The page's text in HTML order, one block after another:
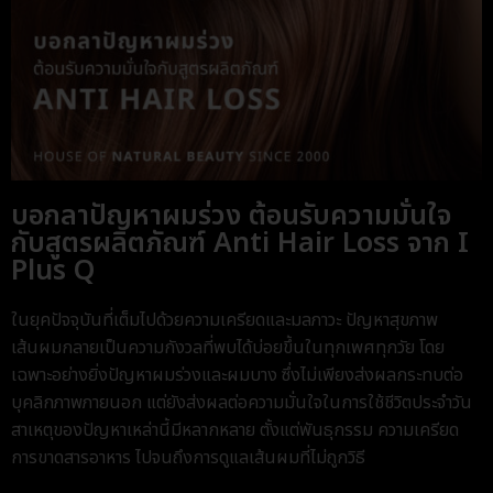
บอกลาปัญหาผมร่วง ต้อนรับความมั่นใจ
กับสูตรผลิตภัณฑ์ Anti Hair Loss จาก I
Plus Q
ในยุคปัจจุบันที่เต็มไปด้วยความเครียดและมลภาวะ ปัญหาสุขภาพ
เส้นผมกลายเป็นความกังวลที่พบได้บ่อยขึ้นในทุกเพศทุกวัย โดย
เฉพาะอย่างยิ่งปัญหาผมร่วงและผมบาง ซึ่งไม่เพียงส่งผลกระทบต่อ
บุคลิกภาพภายนอก แต่ยังส่งผลต่อความมั่นใจในการใช้ชีวิตประจำวัน
สาเหตุของปัญหาเหล่านี้มีหลากหลาย ตั้งแต่พันธุกรรม ความเครียด
การขาดสารอาหาร ไปจนถึงการดูแลเส้นผมที่ไม่ถูกวิธี